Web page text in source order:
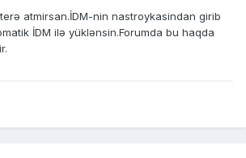
atmirsan.İDM-nin nastroykasindan girib
İDM ilə yüklənsin.Forumda bu haqda